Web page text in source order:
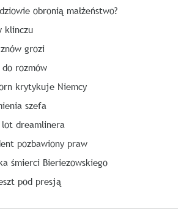
obronią małżeństwo?
klinczu
grozi
rozmów
krytykuje Niemcy
szefa
lot dreamlinera
pozbawiony praw
śmierci Bieriezowskiego
pod presją